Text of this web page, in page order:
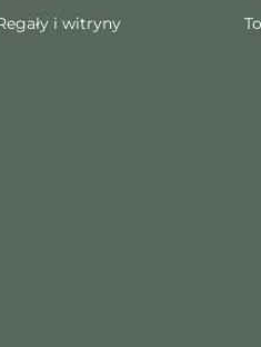
i witryny